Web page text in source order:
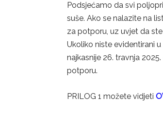
Podsjećamo da svi
suše. Ako se nalazite na
za potporu, uz uvjet da
Ukoliko niste evidentirani
najkasnije 26. travnja
potporu.
PRILOG 1 možete vidjeti